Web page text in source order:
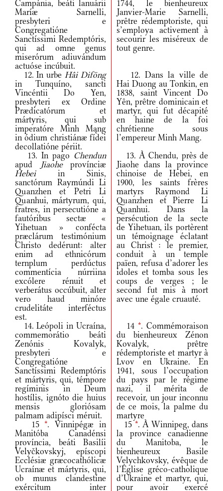
Campánia, beáti lanuárii
Maríæ Sarnelli,
presbyteri e
Congregatióne
Sanctíssimi Redemptóris,
qui ad omne genus
miserórum adiuvándum
actuóse incúbuit.
1744, le bienheureux
Janvier-Marie Sarnelli,
prêtre rédemptoriste, qui
s’employa activement à
secourir les miséreux de
tout genre.
12. In urbeHâi Diföng
in Tunquíno, sancti
Vincéntii Do Yen,
presbyteri ex Ordine
Prædicatórum et
mártyris, qui sub
imperatóre Minh Mąng
in ódium christiánæ fídei
decollatióne périit.
12. Dans la ville de
Hai Duong au Tonkin, en
1838, saint Vincent Do
Yên, prêtre dominicain et
martyr, qui fut décapité
en haine de la foi
chrétienne sous
l’empereur Minh Mang.
13. In pago Chendun
apud
Jiaoheprovínciæ
Hebeiin Sinis,
sanctórum Raymúndi Li
Quanzhen et Petri Li
Quanhui, mártyrum, qui,
fratres, in persecutióne a
fautóribus sectæ «
Yihetuan » confécta
præclárum testimónium
Christo dedérunt: alter
enim ad ethnicórum
ternplum perdúctus
commentícia núrriina
excólere rénuit et
verberátus occúbuit, alter
vero haud minóre
crudelitáte interféctus
est.
13. À Chendu, près de
Jiaohe dans la province
chinoise de Hebei, en
1900, les saints frères
martyrs Raymond Li
Quanzhen et Pierre Li
Quanhui. Dans la
persécution de la secte
de Yihetuan, ils portèrent
un témoignage éclatant
au Christ : le premier,
conduit à un temple
païen, refusa d’adorer les
idoles et tomba sous les
coups de verges ; le
second fut mis à mort
avec une égale cruauté.
14. Leópoli in Ucraína,
commemorátio beáti
Zenónis Kovalyk,
presbyteri e
Congregatióne
Sanctíssimi Redemptóris
et mártyris, qui, témpore
regíminis in Deum
hostílis, ignóto die huius
mensis gloriósam
palmam adipísci méruit.
14*. Commémoraison
du bienheureux Zénon
Kovalyk, prêtre
rédemptoriste et martyr à
Lvov en Ukraine. En
1941, sous l’occupation
du pays par le régime
nazi, il mérita de
recevoir, un jour inconnu
de ce mois, la palme du
martyre
15*. Vinnipégæ in
Manitóba Canadénsi
província, beáti Basilíi
Velyčkovskyj, epíscopi
Ecclésiæ græcocathólicæ
Ucraínæ et mártyris, qui,
ob munus clandestíne
exércitum inter
15 *. À Winnipeg, dans
la province canadienne
du Manitoba, le
bienheureux Basile
Velychkovsky, évêque de
l’Église gréco-catholique
d’Ukraine et martyr, qui,
pour avoir exercé